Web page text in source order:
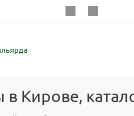
в Кирове,